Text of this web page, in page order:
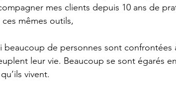
mes clients depuis 10 ans de
ces mêmes outils,
beaucoup de personnes sont confrontées
leur vie. Beaucoup se sont égarés
vivent.